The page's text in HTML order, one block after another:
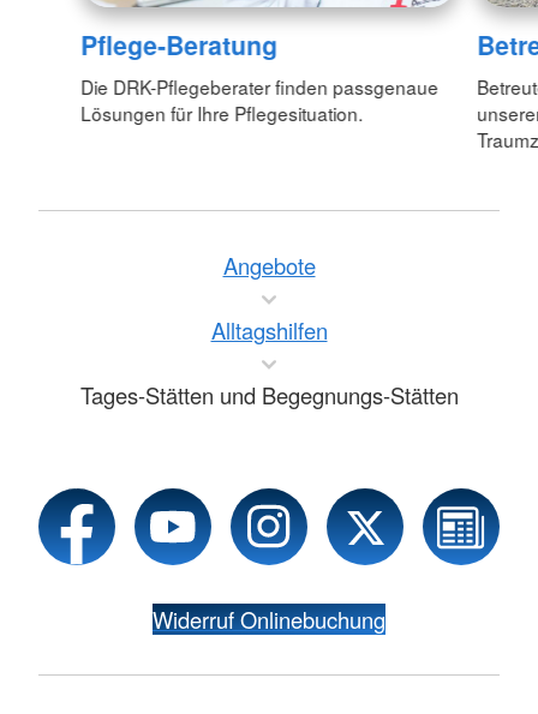
Pflege-Beratung
Die DRK-Pflegeberater finden passgenaue
Lösungen für Ihre Pflegesituation.
Angebote
Alltagshilfen
Tages-Stätten und Begegnungs-Stätten
Widerruf Onlinebuchung